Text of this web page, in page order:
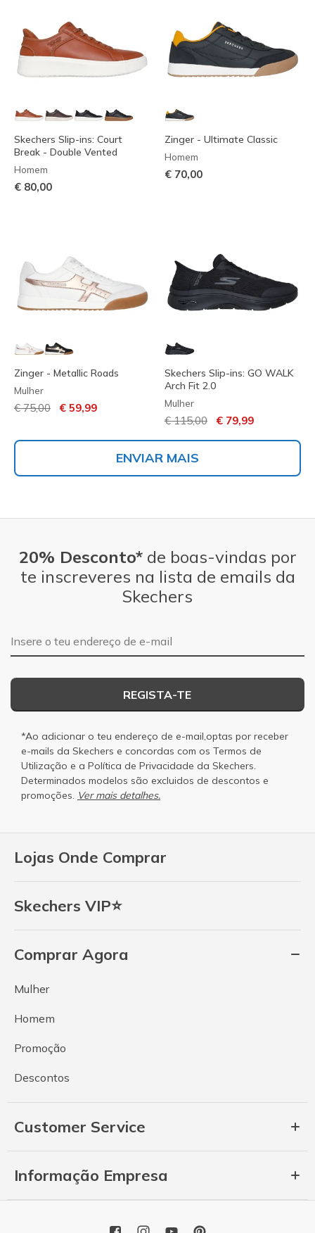
Skechers Slip-ins: Court
Break - Double Vented
Homem
€ 80,00
Zinger - Ultimate Classic
Homem
€ 70,00
Zinger - Metallic Roads
Mulher
Preço com desconto de
€ 75,00 para
€ 59,99
Skechers Slip-ins: GO WALK
Arch Fit 2.0
Mulher
Preço com desconto de
€ 115,00 para
€ 79,99
ENVIAR MAIS
Lojas Onde Comprar
Skechers VIP⭐
Comprar Agora
Mulher
Homem
Promoção
Descontos
Customer Service
Informação Empresa
20% Desconto*de boas-vindas por
te inscreveres na lista de emails da
Skechers
Endereço de e-mail
REGISTA-TE
*Ao adicionar o teu endereço de e-mail,optas por receber
e-mails da Skechers e concordas com os Termos de
Utilização e a Política de Privacidade da Skechers.
Determinados modelos são excluidos de descontos e
promoções. Ver mais detalhes.